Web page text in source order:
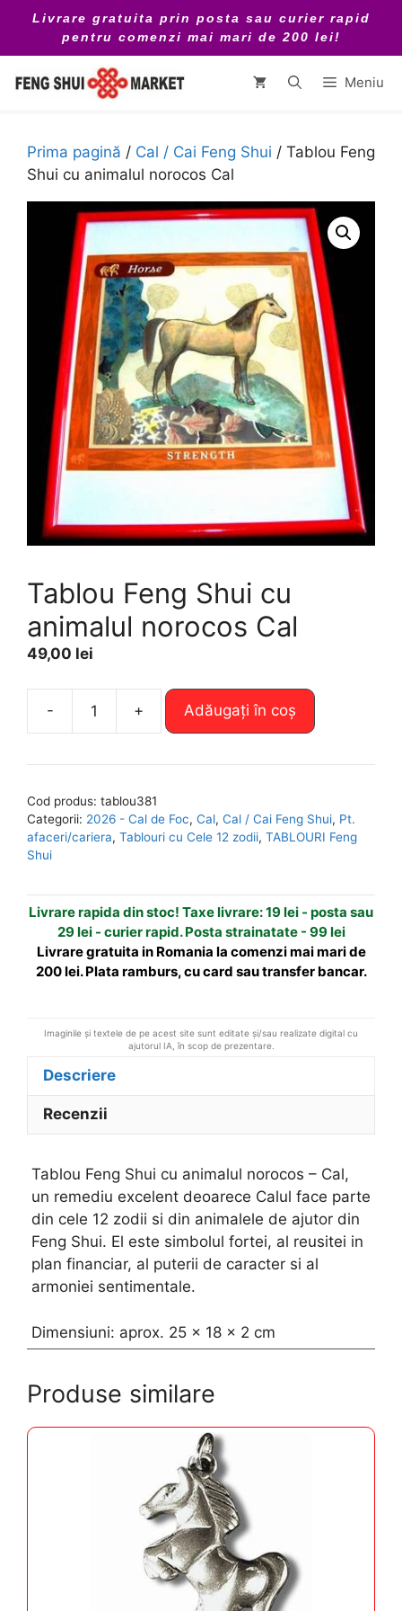
conținut
Livrare gratuita prin posta sau curier rapid
pentru comenzi mai mari de 200 lei!
Meniu
Prima pagină / Cal / Cai Feng Shui / Tablou Feng
Shui cu animalul norocos Cal
Tablou Feng Shui cu
animalul norocos Cal
49,00 lei
-
Cantitate
Feng
cu
animalul
+ Adăugați în coș
e
n
a
t
v
Cod produs: tablou381
Categorii: 2026 - Cal de Foc, Cal, Cal / Cai Feng Shui, Pt.
afaceri/cariera, Tablouri cu Cele 12 zodii, TABLOURI Feng
Shui
Livrare rapida din stoc! Taxe livrare: 19 lei - posta sau
29 lei - curier rapid. Posta strainatate - 99 lei
Livrare gratuita in Romania la comenzi mai mari de
200 lei. Plata ramburs, cu card sau transfer bancar.
Imaginile și textele de pe acest site sunt editate și/sau realizate digital cu
ajutorul IA, în scop de prezentare.
Descriere
Recenzii
Tablou Feng Shui cu animalul norocos – Cal,
un remediu excelent deoarece Calul face parte
din cele 12 zodii si din animalele de ajutor din
Feng Shui. El este simbolul fortei, al reusitei in
plan financiar, al puterii de caracter si al
armoniei sentimentale.
Dimensiuni: aprox. 25 x 18 x 2 cm
Produse similare